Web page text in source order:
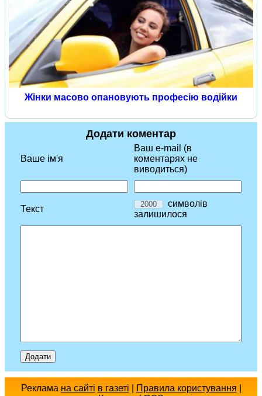
Жінки масово опановують професію водійки
Додати коментар
Ваше ім'я
Ваш e-mail (в
коментарях не
виводиться)
Текст
символів
залишилося
Реклама на сайті в газеті Правила користування